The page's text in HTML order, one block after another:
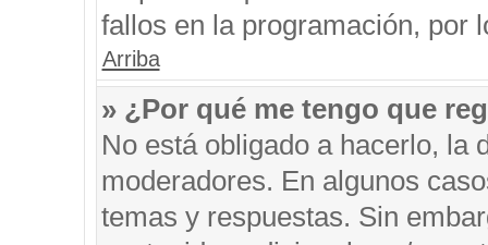
fallos en la programación, por
Arriba
» ¿Por qué me tengo que
No está obligado a hacerlo, la
moderadores. En algunos
temas y respuestas. Sin